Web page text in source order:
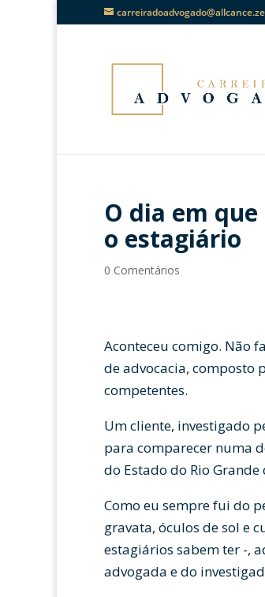
O dia em
o estagiário
0 Comentários
Aconteceu comigo. Não
de advocacia, composto
competentes.
Um cliente, investigado
para comparecer numa
do Estado do Rio Grande
Como eu sempre fui do
gravata, óculos de sol e
estagiários sabem ter -,
advogada e do